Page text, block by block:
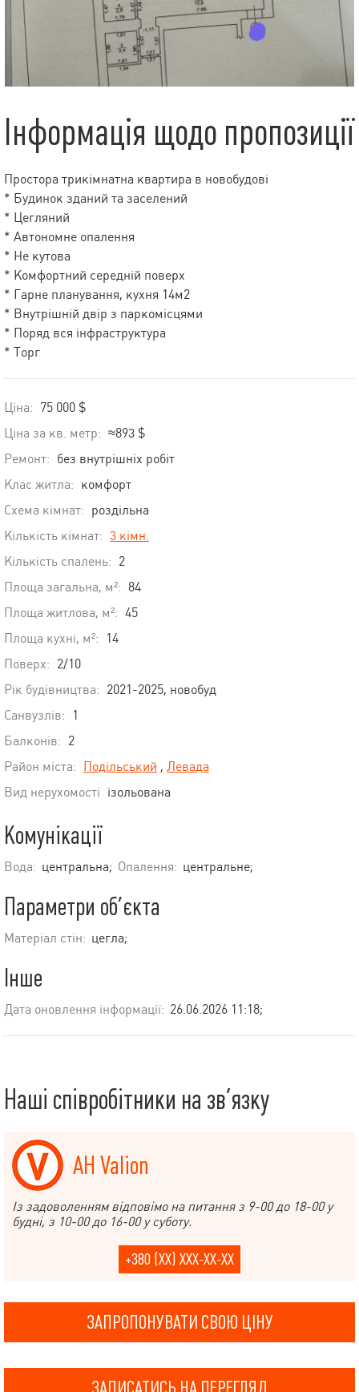
Інформація щодо пропозиції
Простора трикімнатна квартира в новобудові
* Будинок зданий та заселений
* Цегляний
* Автономне опалення
* Не кутова
* Комфортний середній поверх
* Гарне планування, кухня 14м2
* Внутрішній двір з паркомісцями
* Поряд вся інфраструктура
* Торг
Ціна: 75 000 $
Ціна за кв. метр: ≈893 $
Ремонт: без внутрішніх робіт
Клас житла: комфорт
Схема кімнат: роздільна
Кількість кімнат: 3 кімн.
Кількість спалень: 2
Площа загальна, м²: 84
Площа житлова, м²: 45
Площа кухні, м²:
14
Поверх: 2/10
Рік будівництва: 2021-2025, новобуд
Санвузлів:
1
Балконів: 2
Район міста: Подільський , Левада
Вид нерухомості ізольована
Комунікації
Вода: центральна; Опалення: центральне;
Параметри об’єкта
Матеріал стін: цегла;
Інше
Дата оновлення інформації: 26.06.2026 11:18;
Наші співробітники на зв’язку
АН Valion
Із задоволенням відповімо на питання з 9-00 до 18-00 у
будні, з 10-00 до 16-00 у суботу.
+380 (XX) XXX-XX-XX
ЗАПРОПОНУВАТИ СВОЮ ЦІНУ